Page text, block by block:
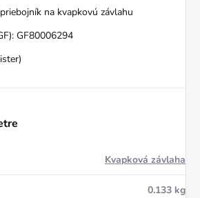
na kvapkovú závlahu
GF80006294
Kvapková závlaha
0.133 kg